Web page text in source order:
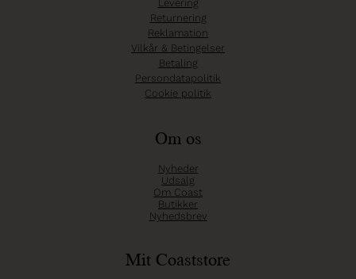
Levering
Returnering
Reklamation
Vilkår & Betingelser
Betaling
Persondatapolitik
Cookie politik
Om os
Nyheder
Udsalg
Om Coast
Butikker
Nyhedsbrev
Mit Coaststore